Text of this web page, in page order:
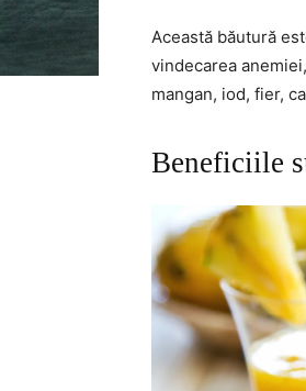
Această băutură
vindecarea
mangan, iod, fier,
Beneficiile